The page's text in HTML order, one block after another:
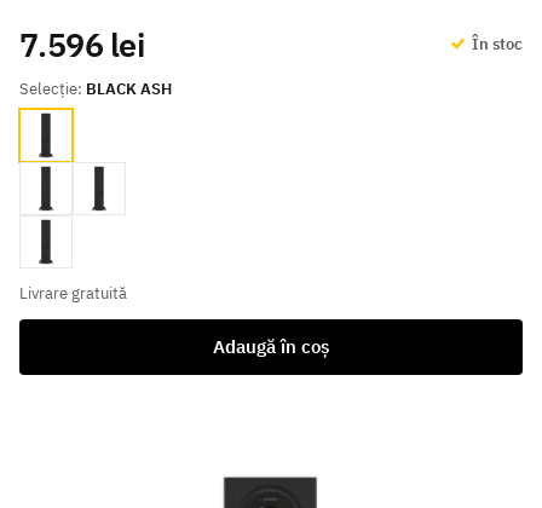
În stoc
Selecție: BLACK ASH
Livrare gratuită
7.596 lei
Adaugă în coș